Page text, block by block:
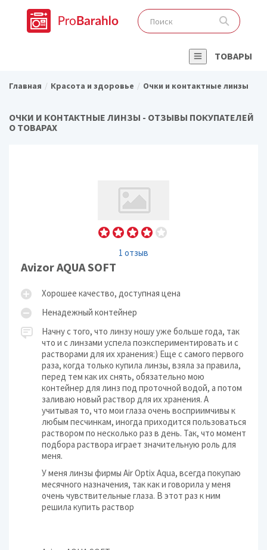
ТОВАРЫ
Главная Красота и здоровье Очки и контактные линзы
ОЧКИ И КОНТАКТНЫЕ ЛИНЗЫ - ОТЗЫВЫ ПОКУПАТЕЛЕЙ
О ТОВАРАХ
1 отзыв
Avizor AQUA SOFT
Хорошее качество, доступная цена
Ненадежный контейнер
Начну с того, что линзу ношу уже больше года, так
что и с линзами успела поэкспериментировать и с
растворами для их хранения:) Еще с самого первого
раза, когда только купила линзы, взяла за правила,
перед тем как их снять, обязательно мою
контейнер для линз под проточной водой, а потом
заливаю новый раствор для их хранения. А
учитывая то, что мои глаза очень восприимчивы к
любым песчинкам, иногда приходится пользоваться
раствором по несколько раз в день. Так, что момент
подбора раствора играет значительную роль для
меня.
У меня линзы фирмы Air Optix Aqua, всегда покупаю
месячного назначения, так как и говорила у меня
очень чувствительные глаза. В этот раз к ним
решила купить раствор